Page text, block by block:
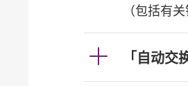
（包括有
「自动交